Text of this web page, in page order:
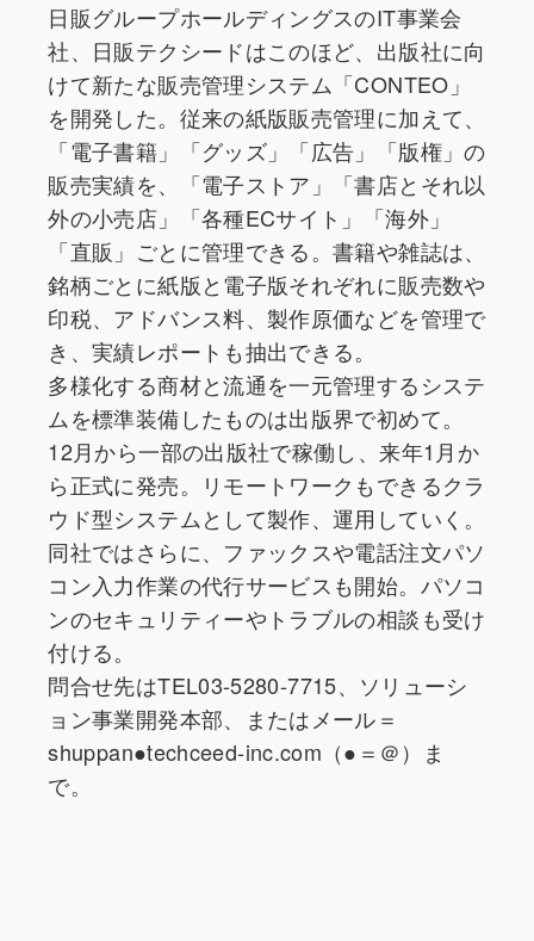
日販グループホールディングスのIT事業会
社、日販テクシードはこのほど、出版社に向
けて新たな販売管理システム「CONTEO」
を開発した。従来の紙版販売管理に加えて、
「電子書籍」「グッズ」「広告」「版権」の
販売実績を、「電子ストア」「書店とそれ以
外の小売店」「各種ECサイト」「海外」
「直販」ごとに管理できる。書籍や雑誌は、
銘柄ごとに紙版と電子版それぞれに販売数や
印税、アドバンス料、製作原価などを管理で
き、実績レポートも抽出できる。
多様化する商材と流通を一元管理するシステ
ムを標準装備したものは出版界で初めて。
12月から一部の出版社で稼働し、来年1月か
ら正式に発売。リモートワークもできるクラ
ウド型システムとして製作、運用していく。
同社ではさらに、ファックスや電話注文パソ
コン入力作業の代行サービスも開始。パソコ
ンのセキュリティーやトラブルの相談も受け
付ける。
問合せ先はTEL03-5280-7715、ソリューシ
ョン事業開発本部、またはメール＝
shuppan●techceed-inc.com（●＝＠）ま
で。